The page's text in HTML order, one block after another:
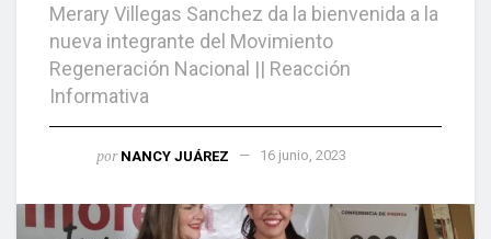
Merary Villegas Sanchez da la bienvenida a la
nueva integrante del Movimiento
Regeneración Nacional || Reacción
Informativa
por NANCY JUÁREZ